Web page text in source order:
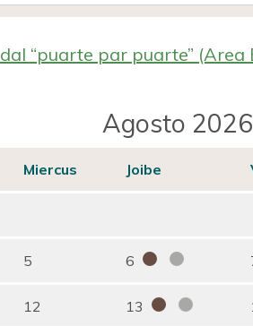
“puarte par puarte” (Area
Agosto 2026
Miercus Joibe
5 6
12 13